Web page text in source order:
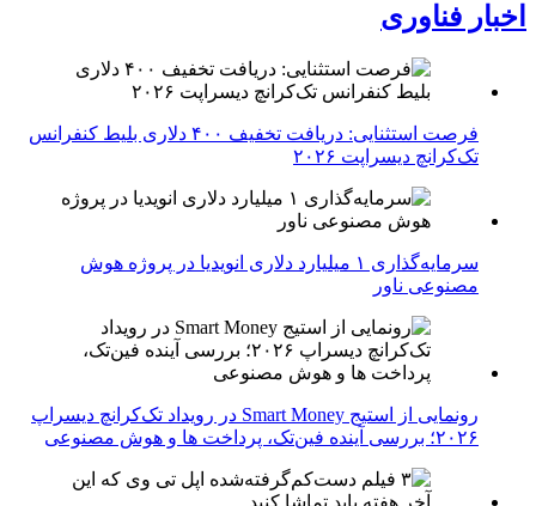
اخبار فناوری
فرصت استثنایی: دریافت تخفیف ۴۰۰ دلاری بلیط کنفرانس
تک‌کرانچ دیسراپت ۲۰۲۶
سرمایه‌گذاری ۱ میلیارد دلاری انویدیا در پروژه هوش
مصنوعی ناور
رونمایی از استیج Smart Money در رویداد تک‌کرانچ دیسراپ
۲۰۲۶؛ بررسی آینده فین‌تک، پرداخت‌ ها و هوش مصنوعی